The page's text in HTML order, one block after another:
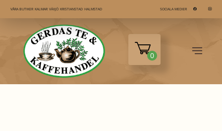
VÅRA BUTIKER KALMAR VÄXJÖ KRISTIANSTAD HALMSTAD SOCIALA MEDIER
0